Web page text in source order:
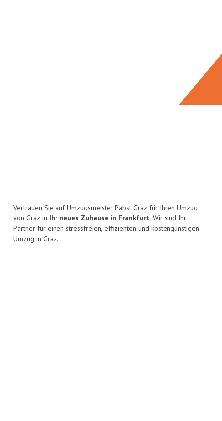
Vertrauen Sie auf Umzugsmeister Pabst Graz für Ihren Umzug
von Graz in Ihr neues Zuhause in Frankfurt. Wir sind Ihr
Partner für einen stressfreien, effizienten und kostengünstigen
Umzug in Graz.